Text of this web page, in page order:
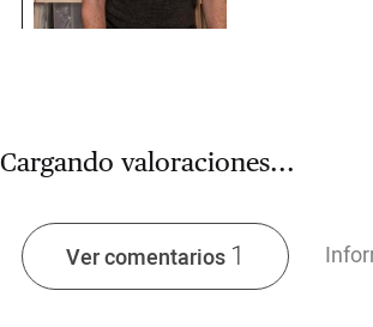
Cargando valoraciones...
Ver comentarios 1